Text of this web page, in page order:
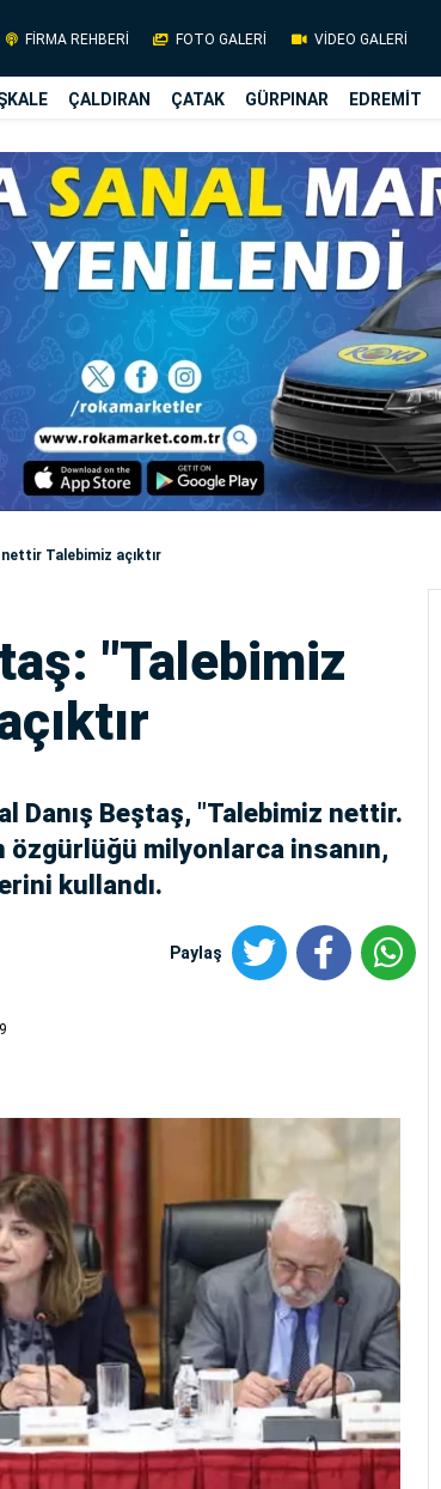
FİRMA REHBERİ FOTO GALERİ VİDEO GALERİ
ÇALDIRAN ÇATAK GÜRPINAR EDREMİT
Talebimiz açıktır
"Talebimiz
Danış Beştaş, "Talebimiz nettir.
özgürlüğü milyonlarca insanın,
kullandı.
Paylaş